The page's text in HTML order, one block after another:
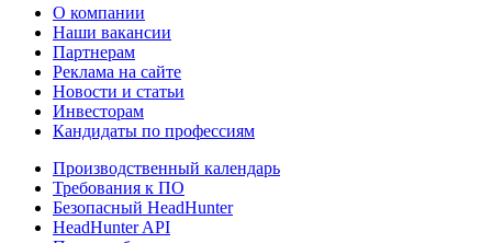
О компании
Наши вакансии
Партнерам
Реклама на сайте
Новости и статьи
Инвесторам
Кандидаты по профессиям
Производственный календарь
Требования к ПО
Безопасный HeadHunter
HeadHunter API